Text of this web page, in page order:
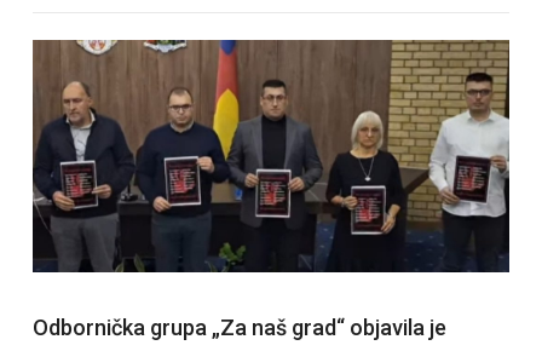
Odbornička grupa „Za naš grad“ objavila je